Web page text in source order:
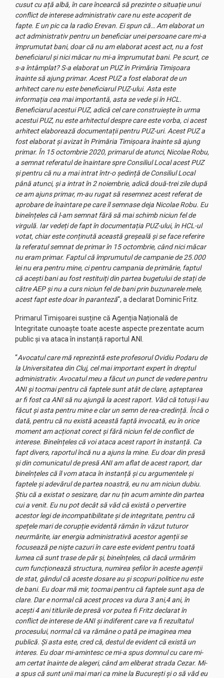
cusut cu ață albă, în care încearcă să prezinte o situație unui
conflict de interese administrativ care nu este acoperit de
fapte. E un pic ca la radio Erevan. Ei spun că… Am elaborat un
act administrativ pentru un beneficiar unei persoane care mi-a
împrumutat bani, doar că nu am elaborat acest act, nu a fost
beneficiarul și nici măcar nu mi-a împrumutat bani. Pe scurt, ce
s-a întâmplat? S-a elaborat un PUZ în Primăria Timișoara
înainte să ajung primar. Acest PUZ a fost elaborat de un
arhitect care nu este beneficiarul PUZ-ului. Asta este
informația cea mai importantă, asta se vede și în HCL.
Beneficiarul acestui PUZ, adică cel care construiește în urma
acestui PUZ, nu este arhitectul despre care este vorba, ci acest
arhitect elaborează documentații pentru PUZ-uri. Acest PUZ a
fost elaborat și avizat în Primăria Timișoara înainte să ajung
primar. În 15 octombrie 2020, primarul de atunci, Nicolae Robu,
a semnat referatul de înaintare spre Consiliul Local acest PUZ
și pentru că nu a mai intrat într-o ședință de Consiliul Local
până atunci, și a intrat în 2 noiembrie, adică două-trei zile după
ce am ajuns primar, m-au rugat să resemnez acest referat de
aprobare de înaintare pe care îl semnase deja Nicolae Robu. Eu
bineînțeles că l-am semnat fără să mai schimb niciun fel de
virgulă. Iar vedeți de fapt în documentația PUZ-ului, în HCL-ul
votat, chiar este conținută această greșeală și se face referire
la referatul semnat de primar în 15 octombrie, când nici măcar
nu eram primar. Faptul că împrumutul de campanie de 25.000
lei nu era pentru mine, ci pentru campania de primărie, faptul
că acești bani au fost restituiți din partea bugetului de stați de
către AEP și nu a curs niciun fel de bani prin buzunarele mele,
acest fapt este doar în paranteză“, a declarat Dominic Fritz.
Primarul Timișoarei susține că Agenția Națională de
Integritate cunoaște toate aceste aspecte prezentate acum
public și va ataca în instanță raportul ANI.
“Avocatul care mă reprezintă este profesorul Ovidiu Podaru de
la Universitatea din Cluj, cel mai important expert în dreptul
administrativ. Avocatul meu a făcut un punct de vedere pentru
ANI și tocmai pentru că faptele sunt atât de clare, așteptarea
ar fi fost ca ANI să nu ajungă la acest raport. Văd că totuși l-au
făcut și asta pentru mine e clar un semn de rea-credință. Încă o
dată, pentru că nu există această faptă invocată, eu în orice
moment am acționat corect și fără niciun fel de conflict de
interese. Bineînțeles că voi ataca acest raport în instanță. Ca
fapt divers, raportul încă nu a ajuns la mine. Eu doar din presă
și din comunicatul de presă ANI am aflat de acest raport, dar
bineînțeles că îl vom ataca în instanță și cu argumentele și
faptele și adevărul de partea noastră, eu nu am niciun dubiu.
Știu că a existat o sesizare, dar nu țin acum aminte din partea
cui a venit. Eu nu pot decât să văd că există o pervertire
acestor legi de incompatibilitate și de integritate, pentru că
spețele mari de corupție evidentă rămân în văzut tuturor
neurmărite, iar energia administrativă acestor agenții se
focusează pe niște cazuri în care este evident pentru toată
lumea că sunt trase de păr și, bineînțeles, că dacă urmărim
cum funcționează structura, numirea șefilor în aceste agenții
de stat, gândul că aceste dosare au și scopuri politice nu este
de bani. Eu doar mă mir, tocmai pentru că faptele sunt așa de
clare. Dar e normal că acest proces va dura 3 ani,4 ani, în
acești 4 ani titlurile de presă vor putea fi Fritz declarat în
conflict de interese de ANI și indiferent care va fi rezultatul
procesului, normal că va rămâne o pată pe imaginea mea
publică. Și asta este, cred că, destul de evident că există un
interes. Eu doar mi-amintesc ce mi-a spus domnul cu care mi-
am certat înainte de alegeri, când am eliberat strada Cezar. Mi-
a spus că sunt unii mai mari ca mine la București și o să văd eu